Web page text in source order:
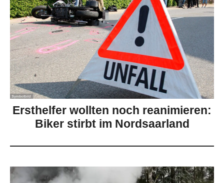
Ersthelfer wollten noch reanimieren:
Biker stirbt im Nordsaarland